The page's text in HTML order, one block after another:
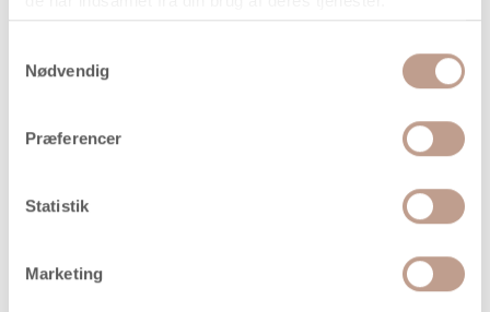
Nødvendig
Præferencer
Statistik
Marketing
Trææske med magnetlås